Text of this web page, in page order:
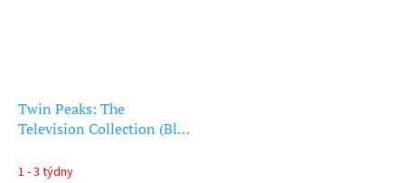
Twin Peaks: The
Television Collection (Blu-
1 - 3 týdny